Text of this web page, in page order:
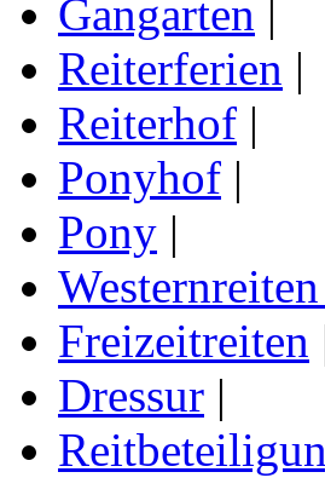
Gangarten |
Reiterferien |
Reiterhof |
Ponyhof |
Pony |
Freizeitreiten
Dressur |